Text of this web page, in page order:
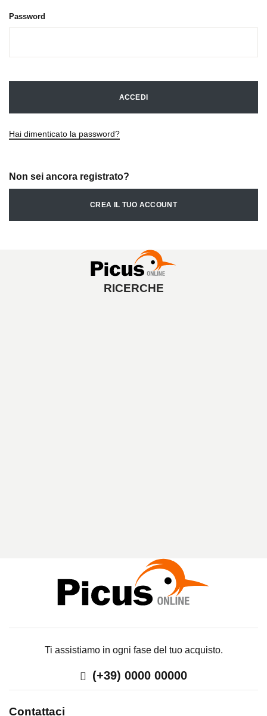
Password
ACCEDI
Hai dimenticato la password?
Non sei ancora registrato?
CREA IL TUO ACCOUNT
RICERCHE
Ti assistiamo in ogni fase del tuo acquisto.
(+39) 0000 00000
Contattaci